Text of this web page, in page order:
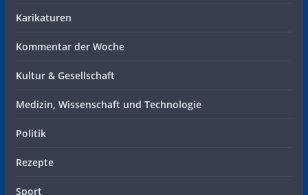
Karikaturen
Kommentar der Woche
Kultur & Gesellschaft
Medizin, Wissenschaft und Technologie
Politik
Rezepte
Sport